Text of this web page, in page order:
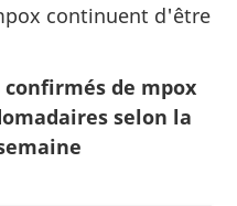
continuent d'être
confirmés de mpox
selon la
bas de page